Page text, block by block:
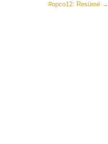
#opco12: Resümé →